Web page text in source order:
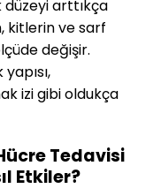
düzeyi arttıkça
kitlerin ve sarf
değişir.
izi gibi oldukça
Tedavisi
Etkiler?